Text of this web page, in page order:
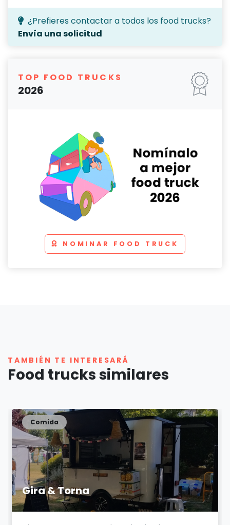
¿Prefieres contactar a todos los food trucks?
Envía una solicitud
TOP FOOD TRUCKS
2026
NOMINAR FOOD TRUCK
TAMBIÉN TE INTERESARÁ
Food trucks similares
Gira & Torna
Comida